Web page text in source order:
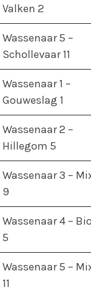
Valken 2
Wassenaar 5 –
Schollevaar 11
Wassenaar 1 –
Gouweslag 1
Wassenaar 2 –
Hillegom 5
Wassenaar 3 –
9
Wassenaar 4 –
5
Wassenaar 5 –
11